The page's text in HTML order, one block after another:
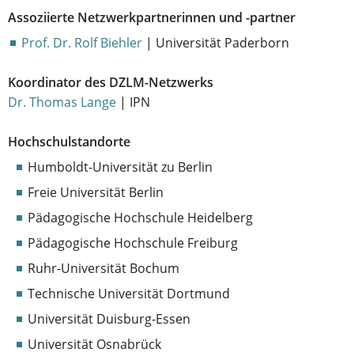
Assoziierte Netzwerkpartnerinnen und -partner
Prof. Dr. Rolf Biehler | Universität Paderborn
Koordinator des DZLM-Netzwerks
Dr. Thomas Lange | IPN
Hochschulstandorte
Humboldt-Universität zu Berlin
Freie Universität Berlin
Pädagogische Hochschule Heidelberg
Pädagogische Hochschule Freiburg
Ruhr-Universität Bochum
Technische Universität Dortmund
Universität Duisburg-Essen
Universität Osnabrück